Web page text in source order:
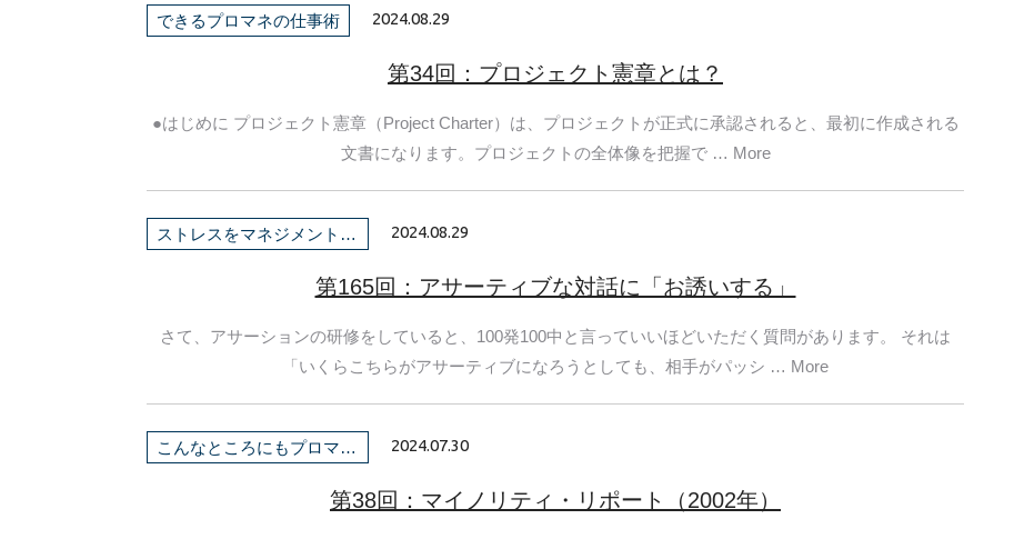
できるプロマネの仕事術 2024.08.29
第34回：プロジェクト憲章とは？
●はじめに プロジェクト憲章（Project Charter）は、プロジェクトが正式に承認されると、最初に作成される
文書になります。プロジェクトの全体像を把握で … More
ストレスをマネジメントしよう！ 2024.08.29
第165回：アサーティブな対話に「お誘いする」
さて、アサーションの研修をしていると、100発100中と言っていいほどいただく質問があります。 それは
「いくらこちらがアサーティブになろうとしても、相手がパッシ … More
こんなところにもプロマネ！ 2024.07.30
第38回：マイノリティ・リポート（2002年）